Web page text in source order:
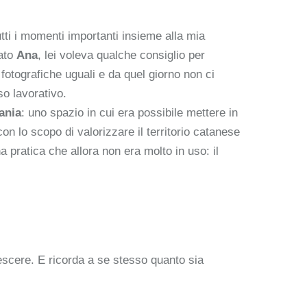
i momenti importanti insieme alla mia
Ana, lei voleva qualche consiglio per
uguali e da quel giorno non ci
lavorativo.
: uno spazio in cui era possibile mettere in
lo scopo di valorizzare il territorio catanese
pratica che allora non era molto in uso: il
E ricorda a se stesso quanto sia